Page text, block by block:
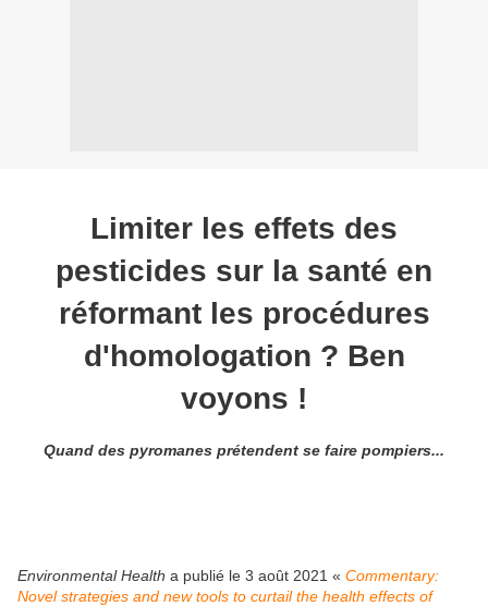
Limiter les effets des
pesticides sur la santé en
réformant les procédures
d'homologation ? Ben
voyons !
Quand des pyromanes prétendent se faire pompiers...
Environmental Health a publié le 3 août 2021 « Commentary:
Novel strategies and new tools to curtail the health effects of